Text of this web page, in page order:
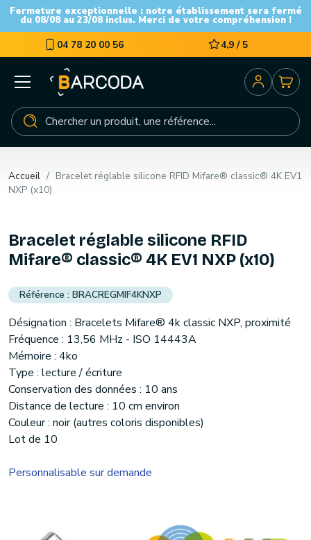
Fermeture exceptionnelle : notre établissement sera fermé
du 08/08 au 23/08 inclus. Merci de votre compréhension !
04 78 20 00 56 4,9 / 5
Accueil
Bracelet réglable silicone RFID Mifare® classic® 4K EV1
NXP (x10)
Bracelet réglable silicone RFID
Mifare® classic® 4K EV1 NXP (x10)
BRACREGMIF4KNXP
Désignation : Bracelets Mifare® 4k classic NXP, proximité
Fréquence : 13,56 MHz - ISO 14443A
Mémoire : 4ko
Type : lecture / écriture
Conservation des données : 10 ans
Distance de lecture : 10 cm environ
Couleur : noir (autres coloris disponibles)
Lot de 10
Personnalisable sur demande